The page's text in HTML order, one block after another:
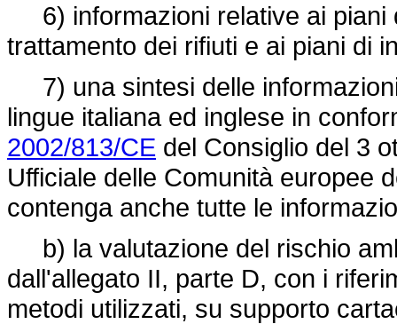
6) informazioni relative ai piani
trattamento dei rifiuti e ai piani di
7) una sintesi delle
lingue italiana ed inglese in
2002/813/CE del Consiglio del 3
Ufficiale delle Comunità europee
contenga anche tutte le
b) la valutazione del rischio
dall'allegato II, parte D, con i
metodi utilizzati, su supporto